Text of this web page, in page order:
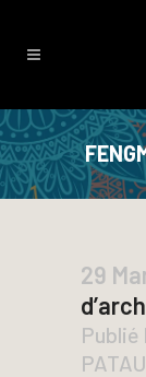
29
Publié